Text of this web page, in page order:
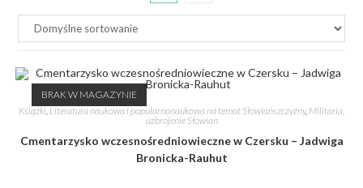
BRAK W MAGAZYNIE
Książki, Literatura naukowa i popularnonaukowa na temat Słowiańszczyzny, Militaria,
uzbrojenie Słowian
Cmentarzysko wczesnośredniowieczne w Czersku – Jadwiga
Bronicka-Rauhut